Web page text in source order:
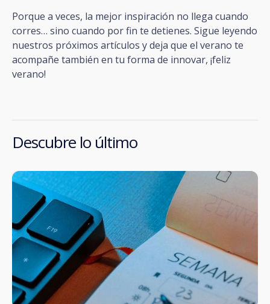
Porque a veces, la mejor inspiración no llega cuando
corres… sino cuando por fin te detienes. Sigue leyendo
nuestros próximos artículos y deja que el verano te
acompañe también en tu forma de innovar, ¡feliz
verano!
Descubre lo último